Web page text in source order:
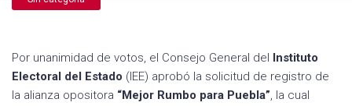
Por unanimidad de votos, el Consejo General del Instituto
Electoral del Estado (IEE) aprobó la solicitud de registro de
la alianza opositora “Mejor Rumbo para Puebla”, la cual